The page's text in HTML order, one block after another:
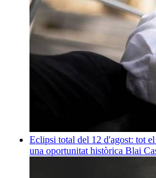
Eclipsi total del 12 d'agost: tot
una oportunitat històrica Blai